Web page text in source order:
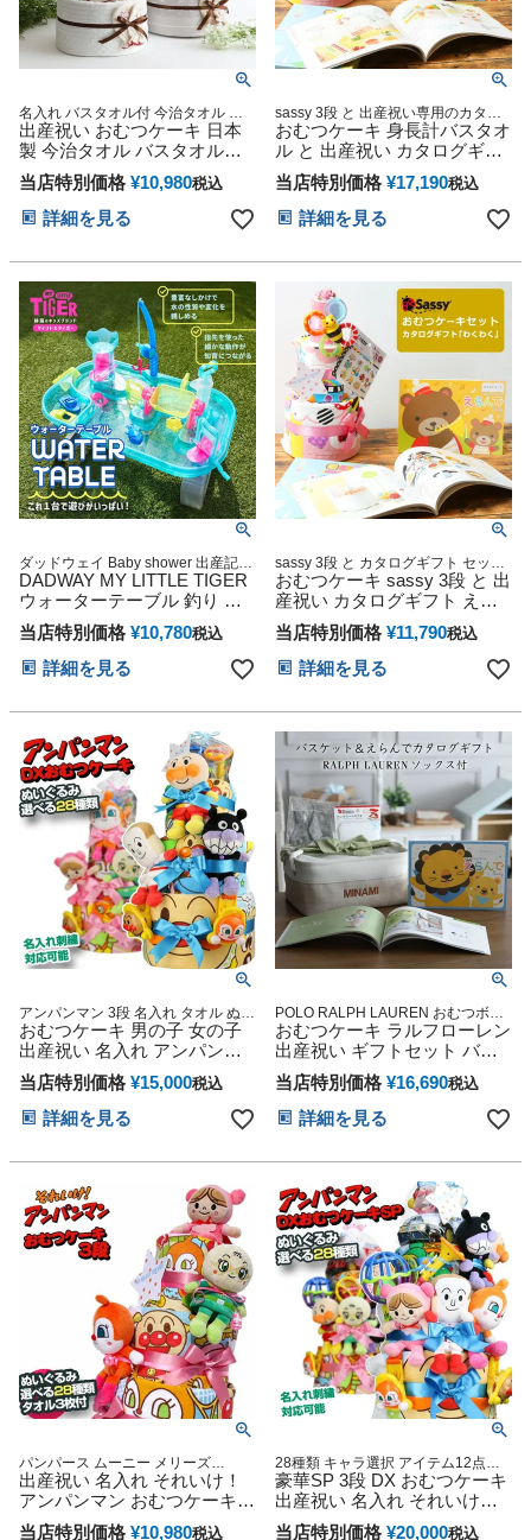
名入れ バスタオル付 今治タオル オ
ーガニック 妊娠祝い 出産祝い おむ
つケーキ
出産祝い おむつケーキ 日本
製 今治タオル バスタオル付
オムツケーキ ひな祭り 思い
出 赤ちゃん 子供 出産 マタニ
ティ オーガニック マタニテ
ィフォト パパ ママ ベイビー
七五三 初節句 子供の日 ギフ
トセット 人気 男の子 女の子
乳幼児
当店特別価格 ¥10,980税込
詳細を見る
sassy 3段 と 出産祝い専用のカタロ
グギフト セット 出産祝い おむつケ
ーキ
おむつケーキ 身長計バスタオ
ル と 出産祝い カタログギフ
ト えらんで にこにこ ハーモ
ニック
当店特別価格 ¥17,190税込
詳細を見る
ダッドウェイ Baby shower 出産記念
プレゼント 出産グッズ マタニティ
妊婦ママ 御出産祝い 妊娠祝い 誕生
日祝い ハーフバースデー
DADWAY MY LITTLE TIGER
ウォーターテーブル 釣り 水
遊び 船 出産祝い 誕生日 ギフ
ト 室内 知育 知育玩具 しかけ
子供 男の子 女の子 可愛い 人
気 ギフトセット 夏ギフト
当店特別価格 ¥10,780税込
詳細を見る
sassy 3段 と カタログギフト セット
出産祝い おむつケーキ
おむつケーキ sassy 3段 と 出
産祝い カタログギフト えら
んで わくわく セット ハーモ
ニック
当店特別価格 ¥11,790税込
詳細を見る
アンパンマン 3段 名入れ タオル ぬい
ぐるみ 出産祝い おむつケーキ
おむつケーキ 男の子 女の子
出産祝い 名入れ アンパンマ
ン 3段 オムツケーキ 思い出
赤ちゃん 子供 出産 マタニテ
ィ マタニティフォト パパ マ
マ ベイビー お父さん お母さ
供の日 ギフトセット 人気 端
午の節句 ひな祭り
当店特別価格 ¥15,000税込
詳細を見る
POLO RALPH LAUREN おむつボッ
クス お試し ずっと使える 御出産祝
い 人気 ママ用品 子育て Baby
shower 贈り物 小物 可愛い 人気 流行
誕生日 出産記念 妊娠祝い カタログ
ギフト
おむつケーキ ラルフローレン
出産祝い ギフトセット バス
ケット ボックス ストッカー
ストレージ POLO RALPH
LAUREN くすみカラー ベビ
ー ソックス カタログギフト
ン バレンタイン 七五三 初節
句 子供の日 ギフトセット 端
午の節句 ひな祭り 男の子 女
の子
当店特別価格 ¥16,690税込
詳細を見る
パンパース ムーニー メリーズ
GOO.N オムツ 御出産祝い 妊娠祝い
出産記念 ベビーグッズ
出産祝い 名入れ それいけ！
アンパンマン おむつケーキ
思い出 赤ちゃん 子供 出産 マ
当店特別価格 ¥10,980税込
28種類 キャラ選択 アイテム12点付
Baby shower ダイパーケーキ オムツ
タワー 送料無料 送料込み
豪華SP 3段 DX おむつケーキ
出産祝い 名入れ それいけ！
アンパンマン 思い出 赤ちゃ
当店特別価格 ¥20,000税込